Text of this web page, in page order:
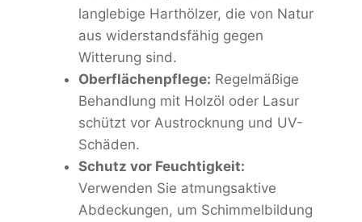
langlebige Harthölzer, die von Natur
aus widerstandsfähig gegen
Witterung sind.
Oberflächenpflege: Regelmäßige
Behandlung mit Holzöl oder Lasur
schützt vor Austrocknung und UV-
Schäden.
Schutz vor Feuchtigkeit:
Verwenden Sie atmungsaktive
Abdeckungen, um Schimmelbildung